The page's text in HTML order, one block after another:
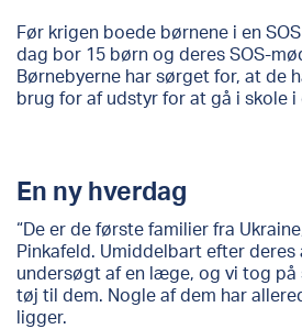
Før krigen boede børnene i en
dag bor 15 børn og deres SOS-
Børnebyerne har sørget for, at de
brug for af udstyr for at gå i skole i
En ny hverdag
“De er de første familier fra
Pinkafeld. Umiddelbart efter
undersøgt af en læge, og vi tog
tøj til dem. Nogle af dem har
ligger.